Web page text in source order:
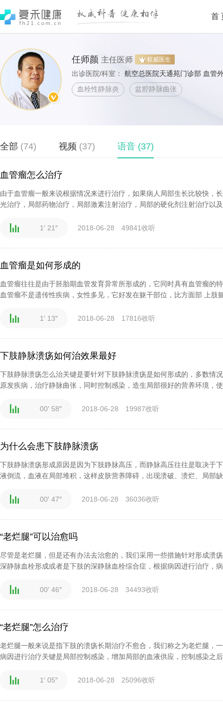
首
任师颜 主任医师 权威医生
出诊医院/科室：
航空总医院天通苑门诊部 血管
血栓性静脉炎
盆腔静脉曲张
全部 (74) 视频 (37) 语音 (37)
血管瘤怎么治疗
由于血管瘤一般来说根据情况来进行治疗，如果病人局部生长比较快，
光治疗，局部药物治疗，局部激素注射治疗，局部的硬化剂注射治疗以
1′ 21″ 2018-06-28 49841收听
血管瘤是如何形成的
血管瘤往往是由于胚胎期血管发育异常所形成的，它同时具有血管瘤
血管瘤不是遗传性疾病，女性多见，它好发在躯干部位，比方面部 上肢
1′ 13″ 2018-06-28 17816收听
下肢静脉溃疡如何治效果最好
下肢静脉溃疡怎么治关键是要针对下肢静脉溃疡是如何形成的，多数情
原发疾病，治疗静脉曲张，同时控制感染，造生局部很好的营养环境，
00′ 58″ 2018-06-28 19987收听
为什么会患下肢静脉溃疡
下肢静脉溃疡形成原因是因为下肢静脉高压，而静脉高压往往是取决于
液倒流，血液在局部堆积，这样皮肤营养障碍，出现溃破、溃烂、局部
00′ 47″ 2018-06-28 36036收听
“老烂腿”可以治愈吗
尽管是老烂腿，但是还有办法去治愈的，我们采用一些措施针对形成溃
深静脉血栓形成或者是下肢的深静脉血栓综合症，根据病因进行治疗，
00′ 46″ 2018-06-28 34493收听
“老烂腿”怎么治疗
老烂腿一般来说是指下肢的溃疡长期治疗不愈合，我们称之为老烂腿，
病因进行治疗关键是局部控制感染，增加局部的血液供应，控制感染之
1′ 05″ 2018-06-28 25096收听